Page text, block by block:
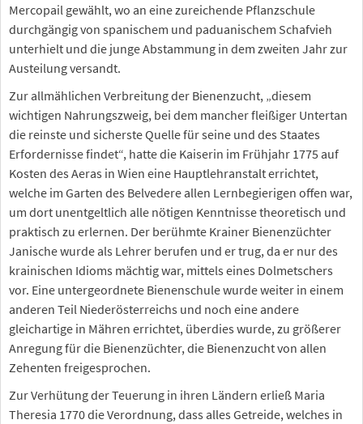
Mercopail gewählt, wo an eine zureichende Pflanzschule
durchgängig von spanischem und paduanischem Schafvieh
unterhielt und die junge Abstammung in dem zweiten Jahr zur
Austeilung versandt.
Zur allmählichen Verbreitung der Bienenzucht, „diesem
wichtigen Nahrungszweig, bei dem mancher fleißiger Untertan
die reinste und sicherste Quelle für seine und des Staates
Erfordernisse findet“, hatte die Kaiserin im Frühjahr 1775 auf
Kosten des Aeras in Wien eine Hauptlehranstalt errichtet,
welche im Garten des Belvedere allen Lernbegierigen offen war,
um dort unentgeltlich alle nötigen Kenntnisse theoretisch und
praktisch zu erlernen. Der berühmte Krainer Bienenzüchter
Janische wurde als Lehrer berufen und er trug, da er nur des
krainischen Idioms mächtig war, mittels eines Dolmetschers
vor. Eine untergeordnete Bienenschule wurde weiter in einem
anderen Teil Niederösterreichs und noch eine andere
gleichartige in Mähren errichtet, überdies wurde, zu größerer
Anregung für die Bienenzüchter, die Bienenzucht von allen
Zehenten freigesprochen.
Zur Verhütung der Teuerung in ihren Ländern erließ Maria
Theresia 1770 die Verordnung, dass alles Getreide, welches in